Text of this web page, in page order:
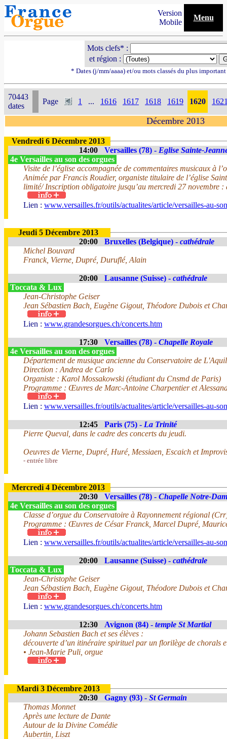
Version
Mobile
Menu
Mots clefs* :
et région :
* Dates (j/mm/aaaa) et/ou mots classés du plus
70443
dates
Page 1 ... 1616 1617 1618 1619 1620
Décembre 2013
Vendredi 6 Décembre 2013
14:00
Versailles (78) - Eglise Sainte-
4e Versailles au son des orgues
Visite de l’église accompagnée de commentaires musicaux à
Animée par Francis Roudier, organiste titulaire de l’église
limité/ Inscription obligatoire jusqu’au mercredi 27 novembre
Lien : www.versailles.fr/outils/actualites/article/versailles-au-
Jeudi 5 Décembre 2013
20:00
Bruxelles (Belgique) - cathédrale
Michel Bouvard
Franck, Vierne, Dupré, Duruflé, Alain
20:00 Lausanne (Suisse) - cathédrale
Toccata & Lux
Jean-Christophe Geiser
Jean Sébastien Bach, Eugène Gigout, Théodore Dubois et
Lien : www.grandesorgues.ch/concerts.htm
17:30 Versailles (78) - Chapelle Royale
4e Versailles au son des orgues
Département de musique ancienne du Conservatoire de
Direction : Andrea de Carlo
Organiste : Karol Mossakowski (étudiant du Cnsmd de Paris)
Programme : Œuvres de Marc-Antoine Charpentier et
Lien : www.versailles.fr/outils/actualites/article/versailles-au-
12:45 Paris (75) - La Trinité
Pierre Queval, dans le cadre des concerts du jeudi.
Oeuvres de Vierne, Dupré, Huré, Messiaen, Escaich et
- entrée libre
Mercredi 4 Décembre 2013
20:30
Versailles (78) - Chapelle Notre-
4e Versailles au son des orgues
Classe d’orgue du Conservatoire à Rayonnement régional
Programme : Œuvres de César Franck, Marcel Dupré,
Lien : www.versailles.fr/outils/actualites/article/versailles-au-
20:00 Lausanne (Suisse) - cathédrale
Toccata & Lux
Jean-Christophe Geiser
Jean Sébastien Bach, Eugène Gigout, Théodore Dubois et
Lien : www.grandesorgues.ch/concerts.htm
12:30 Avignon (84) - temple St Martial
Johann Sebastien Bach et ses élèves :
découverte d’un itinéraire spirituel par un florilège de chorals
• Jean-Marie Puli, orgue
Mardi 3 Décembre 2013
20:30
Gagny (93) - St Germain
Thomas Monnet
Après une lecture de Dante
Autour de la Divine Comédie
Aubertin, Liszt